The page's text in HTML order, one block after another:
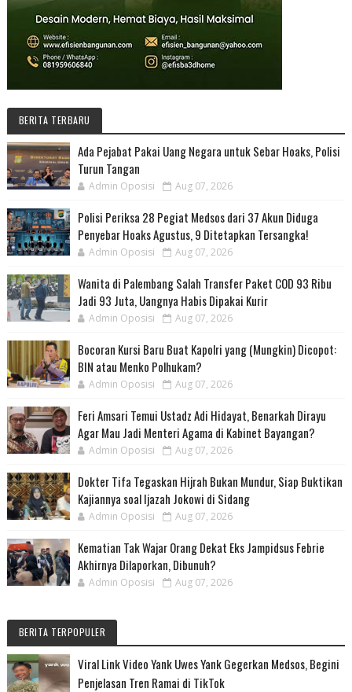
BERITA TERBARU
Ada Pejabat Pakai Uang Negara untuk Sebar Hoaks, Polisi
Turun Tangan
Admin Oposisi Aug 07, 2026
Polisi Periksa 28 Pegiat Medsos dari 37 Akun Diduga
Penyebar Hoaks Agustus, 9 Ditetapkan Tersangka!
Admin Oposisi Aug 07, 2026
Wanita di Palembang Salah Transfer Paket COD 93 Ribu
Jadi 93 Juta, Uangnya Habis Dipakai Kurir
Admin Oposisi Aug 07, 2026
Bocoran Kursi Baru Buat Kapolri yang (Mungkin) Dicopot:
BIN atau Menko Polhukam?
Admin Oposisi Aug 07, 2026
Feri Amsari Temui Ustadz Adi Hidayat, Benarkah Dirayu
Agar Mau Jadi Menteri Agama di Kabinet Bayangan?
Admin Oposisi Aug 07, 2026
Dokter Tifa Tegaskan Hijrah Bukan Mundur, Siap Buktikan
Kajiannya soal Ijazah Jokowi di Sidang
Admin Oposisi Aug 07, 2026
Kematian Tak Wajar Orang Dekat Eks Jampidsus Febrie
Akhirnya Dilaporkan, Dibunuh?
Admin Oposisi Aug 07, 2026
BERITA TERPOPULER
Viral Link Video Yank Uwes Yank Gegerkan Medsos, Begini
Penjelasan Tren Ramai di TikTok